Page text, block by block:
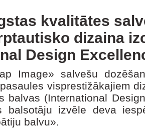
kvalitātes
dizaina
Design
Image» salvešu
visprestižākajiem
balvas (International
balsotāju izvēle deva
balvu».